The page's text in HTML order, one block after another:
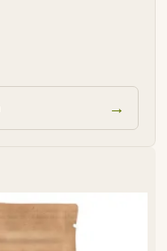
→